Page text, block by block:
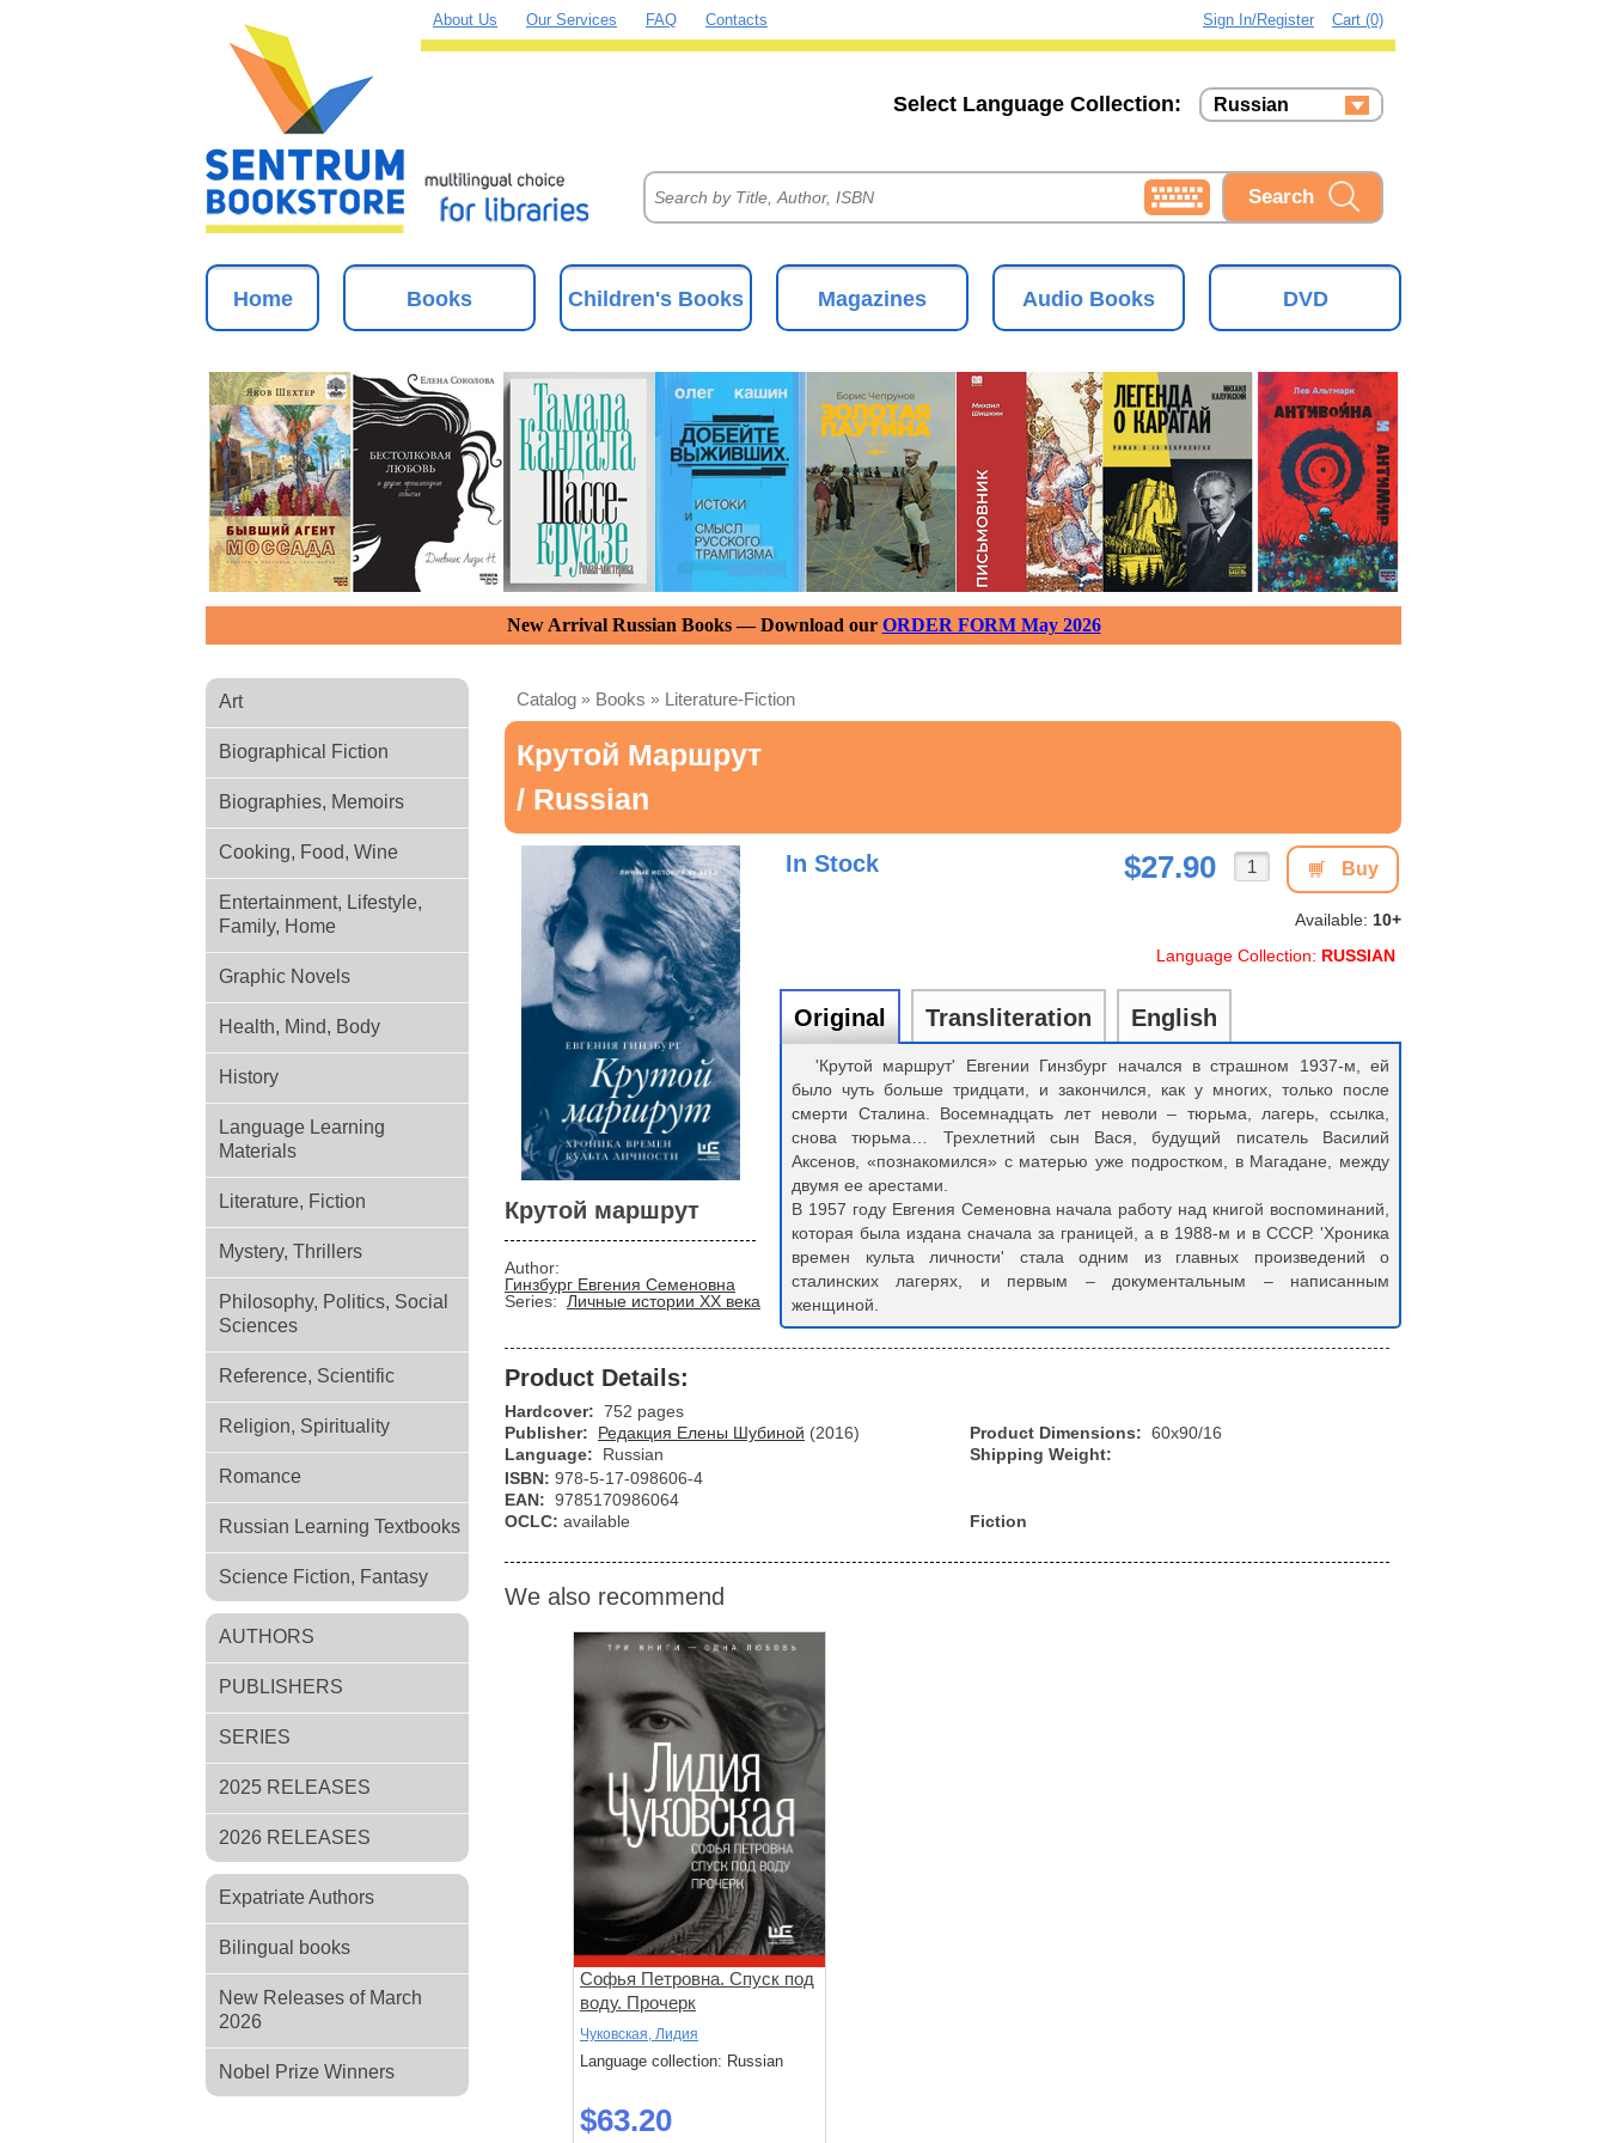
About Us Our Services FAQ Contacts Cart (0)
Sign In/Register
Russian
Ukrainian
Select Language Collection:
Home Books Children's Books Magazines Audio Books DVD
New Arrival Russian Books — Download our ORDER FORM May 2026
Art
Biographical Fiction
Biographies, Memoirs
Cooking, Food, Wine
Entertainment, Lifestyle,
Family, Home
Graphic Novels
Health, Mind, Body
History
Language Learning
Materials
Literature, Fiction
Mystery, Thrillers
Philosophy, Politics, Social
Sciences
Reference, Scientific
Religion, Spirituality
Romance
Russian Learning Textbooks
Science Fiction, Fantasy
AUTHORS
PUBLISHERS
SERIES
2025 RELEASES
2026 RELEASES
Expatriate Authors
Bilingual books
New Releases of March
2026
Nobel Prize Winners
Catalog » Books » Literature-Fiction
Крутой Маршрут
/ Russian
Крутой маршрут
Author:
Гинзбург Евгения Семеновна
Series:
Личные истории XX века
In Stock Buy
$27.90
Available: 10+
Language Collection: RUSSIAN
Original Transliteration English
'Крутой маршрут' Евгении Гинзбург начался в страшном 1937-м, ей
было чуть больше тридцати, и закончился, как у многих, только после
смерти Сталина. Восемнадцать лет неволи – тюрьма, лагерь, ссылка,
снова тюрьма… Трехлетний сын Вася, будущий писатель Василий
Аксенов, «познакомился» с матерью уже подростком, в Магадане, между
двумя ее арестами.
В 1957 году Евгения Семеновна начала работу над книгой воспоминаний,
которая была издана сначала за границей, а в 1988-м и в СССР. 'Хроника
времен культа личности' стала одним из главных произведений о
сталинских лагерях, и первым – документальным – написанным
женщиной.
Product Details:
Hardcover: 752 pages
Publisher:
Редакция Елены Шубиной (2016)
Language:
Russian
Product Dimensions: 60x90/16
Shipping Weight:
ISBN: 978-5-17-098606-4
EAN: 9785170986064
OCLC: available Fiction
We also recommend
Софья Петровна. Спуск под
воду. Прочерк
Чуковская, Лидия
Language collection: Russian
$63.20